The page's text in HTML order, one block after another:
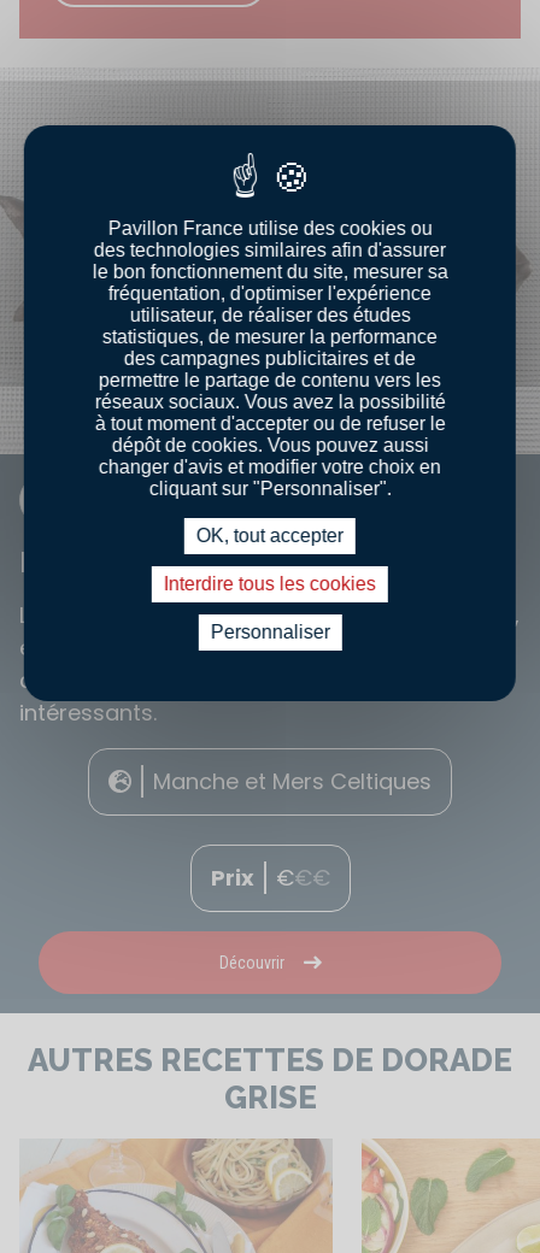
FICHE INFO
DORADE GRISE
La dorade grise que l'on l'appelle aussi "griset",
est un poisson bleu-gris, vivant au bord des
côtes françaises et ayant des nutriments
intéressants.
Manche et Mers Celtiques
Prix €€€
Découvrir
AUTRES RECETTES DE DORADE
GRISE
Pavillon France utilise des cookies ou
des technologies similaires afin d'assurer
le bon fonctionnement du site, mesurer sa
fréquentation, d'optimiser l'expérience
utilisateur, de réaliser des études
statistiques, de mesurer la performance
des campagnes publicitaires et de
permettre le partage de contenu vers les
réseaux sociaux. Vous avez la possibilité
à tout moment d'accepter ou de refuser le
dépôt de cookies. Vous pouvez aussi
changer d'avis et modifier votre choix en
cliquant sur "Personnaliser".
OK, tout accepter
Interdire tous les cookies
Personnaliser